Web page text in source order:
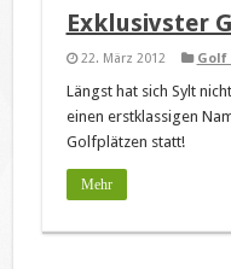
Exklusivster
22. März 2012 Golf
Längst hat sich Sylt
einen erstklassigen
Golfplätzen statt!
Mehr